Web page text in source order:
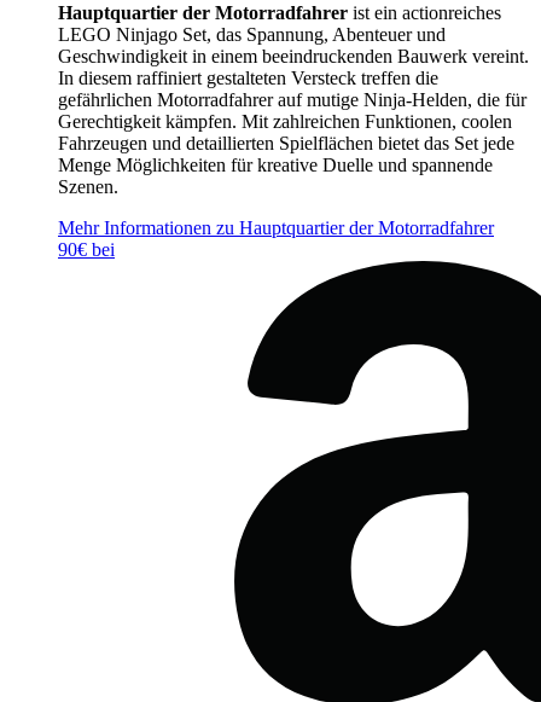
Hauptquartier der Motorradfahrer ist ein actionreiches
LEGO Ninjago Set, das Spannung, Abenteuer und
Geschwindigkeit in einem beeindruckenden Bauwerk vereint.
In diesem raffiniert gestalteten Versteck treffen die
gefährlichen Motorradfahrer auf mutige Ninja-Helden, die für
Gerechtigkeit kämpfen. Mit zahlreichen Funktionen, coolen
Fahrzeugen und detaillierten Spielflächen bietet das Set jede
Menge Möglichkeiten für kreative Duelle und spannende
Szenen.
Mehr Informationen zu Hauptquartier der Motorradfahrer
90€ bei